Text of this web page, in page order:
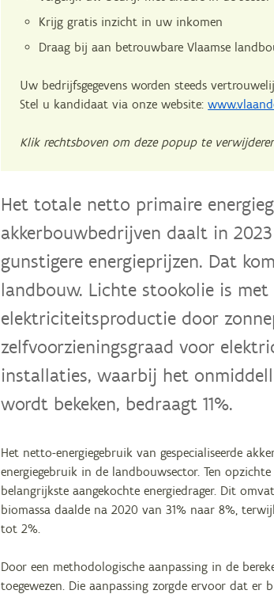
Krijg gratis inzicht in uw inkomen
Draag bij aan betrouwbare Vlaamse
Uw bedrijfsgegevens worden steeds
Stel u kandidaat via onze website:
Klik rechtsboven om deze popup te
Het totale netto primaire
akkerbouwbedrijven daalt in
gunstigere energieprijzen. Dat
landbouw. Lichte stookolie is
elektriciteitsproductie door
zelfvoorzieningsgraad voor
installaties, waarbij het
wordt bekeken, bedraagt 11%.
Het netto-energiegebruik van gespecialiseerde
energiegebruik in de landbouwsector. Ten
belangrijkste aangekochte energiedrager. Dit
biomassa daalde na 2020 van 31% naar 8%,
tot 2%.
Door een methodologische aanpassing in de
toegewezen. Die aanpassing zorgde ervoor dat